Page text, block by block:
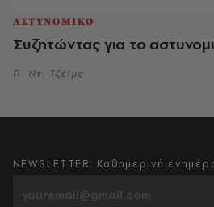
ΑΣΤΥΝΟΜΙΚΟ
Συζητώντας για το
Π. Ντ. Τζέϊμς
NEWSLETTER: Καθημερινή